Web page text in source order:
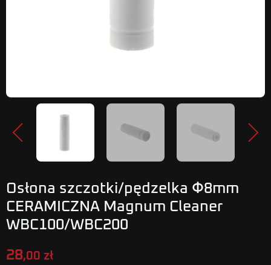
Poprzedni
Osłona szczotki/pędzelka Φ8mm
CERAMICZNA Magnum Cleaner
WBC100/WBC200
28,00 zł